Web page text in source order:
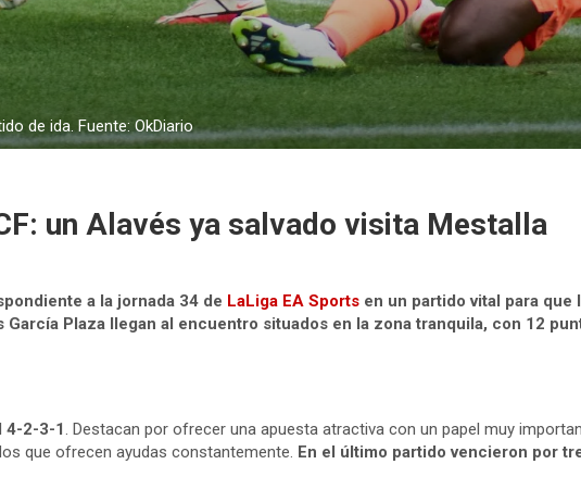
de ida. Fuente: OkDiario
un Alavés ya salvado visita Mestalla
a la jornada 34 de LaLiga EA Sports en un partido vital para que
García Plaza llegan al encuentro situados en la zona tranquila, con 12
4-2-3-1. Destacan por ofrecer una apuesta atractiva con un papel muy
que ofrecen ayudas constantemente. En el último partido vencieron por